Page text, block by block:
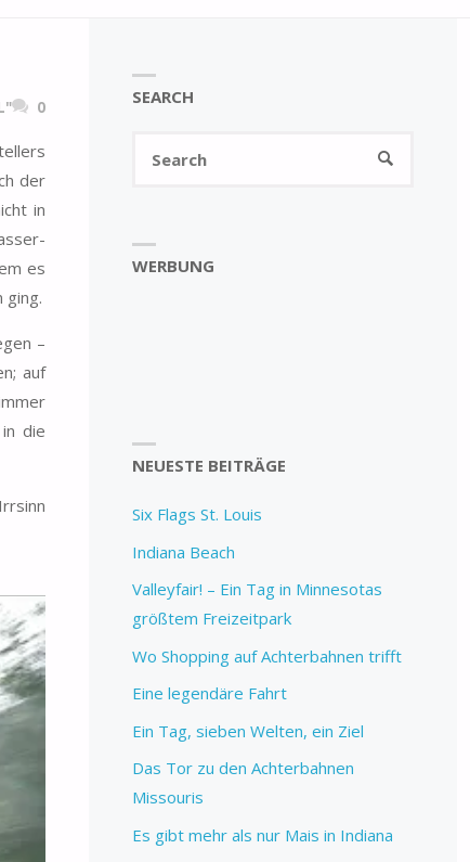
0
der
in
es
ging.
–
auf
die
SEARCH
SEARCH
WERBUNG
NEUESTE BEITRÄGE
Six Flags St. Louis
Indiana Beach
Valleyfair! – Ein Tag in Minnesotas
größtem Freizeitpark
Wo Shopping auf Achterbahnen trifft
Eine legendäre Fahrt
Ein Tag, sieben Welten, ein Ziel
Das Tor zu den Achterbahnen
Missouris
Es gibt mehr als nur Mais in Indiana